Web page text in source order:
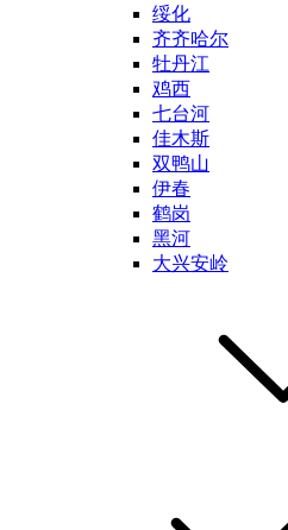
绥化
齐齐哈尔
牡丹江
鸡西
七台河
佳木斯
双鸭山
伊春
鹤岗
黑河
大兴安岭